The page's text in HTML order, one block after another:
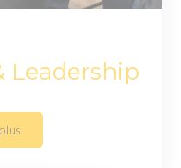
Leadership